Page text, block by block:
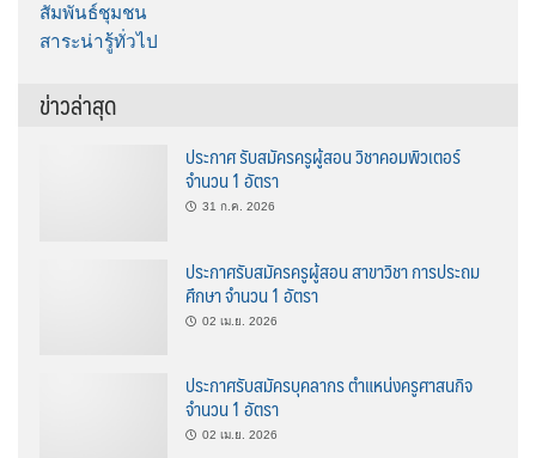
สัมพันธ์ชุมชน
สาระน่ารู้ทั่วไป
ข่าวล่าสุด
ประกาศ รับสมัครครูผู้สอน วิชาคอมพิวเตอร์
จำนวน 1 อัตรา
31 ก.ค. 2026
ประกาศรับสมัครครูผู้สอน สาขาวิชา การประถม
ศึกษา จำนวน 1 อัตรา
02 เม.ย. 2026
ประกาศรับสมัครบุคลากร ตำแหน่งครูศาสนกิจ
จำนวน 1 อัตรา
02 เม.ย. 2026